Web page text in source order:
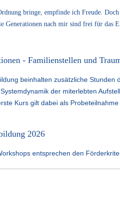
bringe, empfinde ich Freude.
Generationen nach mir sind frei für das
- Familienstellen und
beinhalten zusätzliche
der miterlebten
Kurs gilt dabei als
2026
entsprechen den